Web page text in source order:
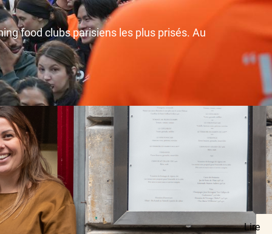
food clubs parisiens les plus prisés. Au
Lire